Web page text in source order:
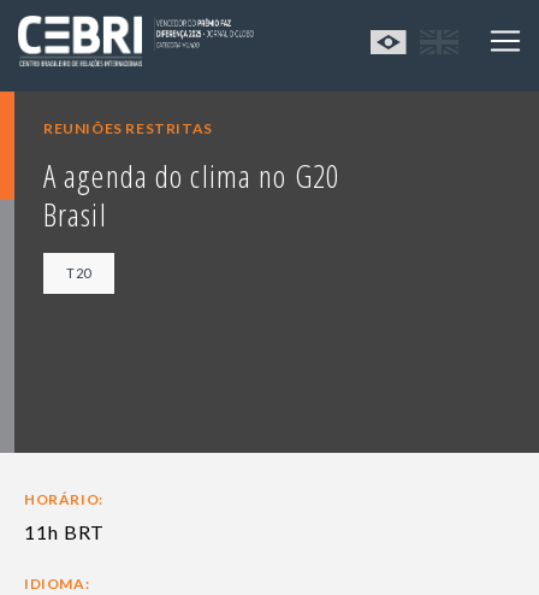
REUNIÕES RESTRITAS
A agenda do clima no G20
Brasil
T20
HORÁRIO:
11h BRT
IDIOMA: